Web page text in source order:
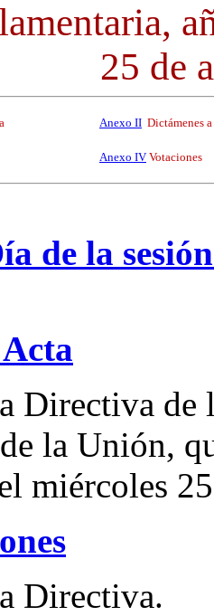
25 de
Anexo II Dictámenes
Anexo IV Votaciones
de la
Directiva de
la Unión,
miércoles
Directiva.